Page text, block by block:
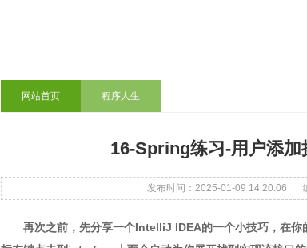
网站首页 程序人生
16-Spring练习-用户添
发布时间：2025-01-09 14:20:06
再次之前，先分享一个IntelliJ IDEA的一个小技巧，在